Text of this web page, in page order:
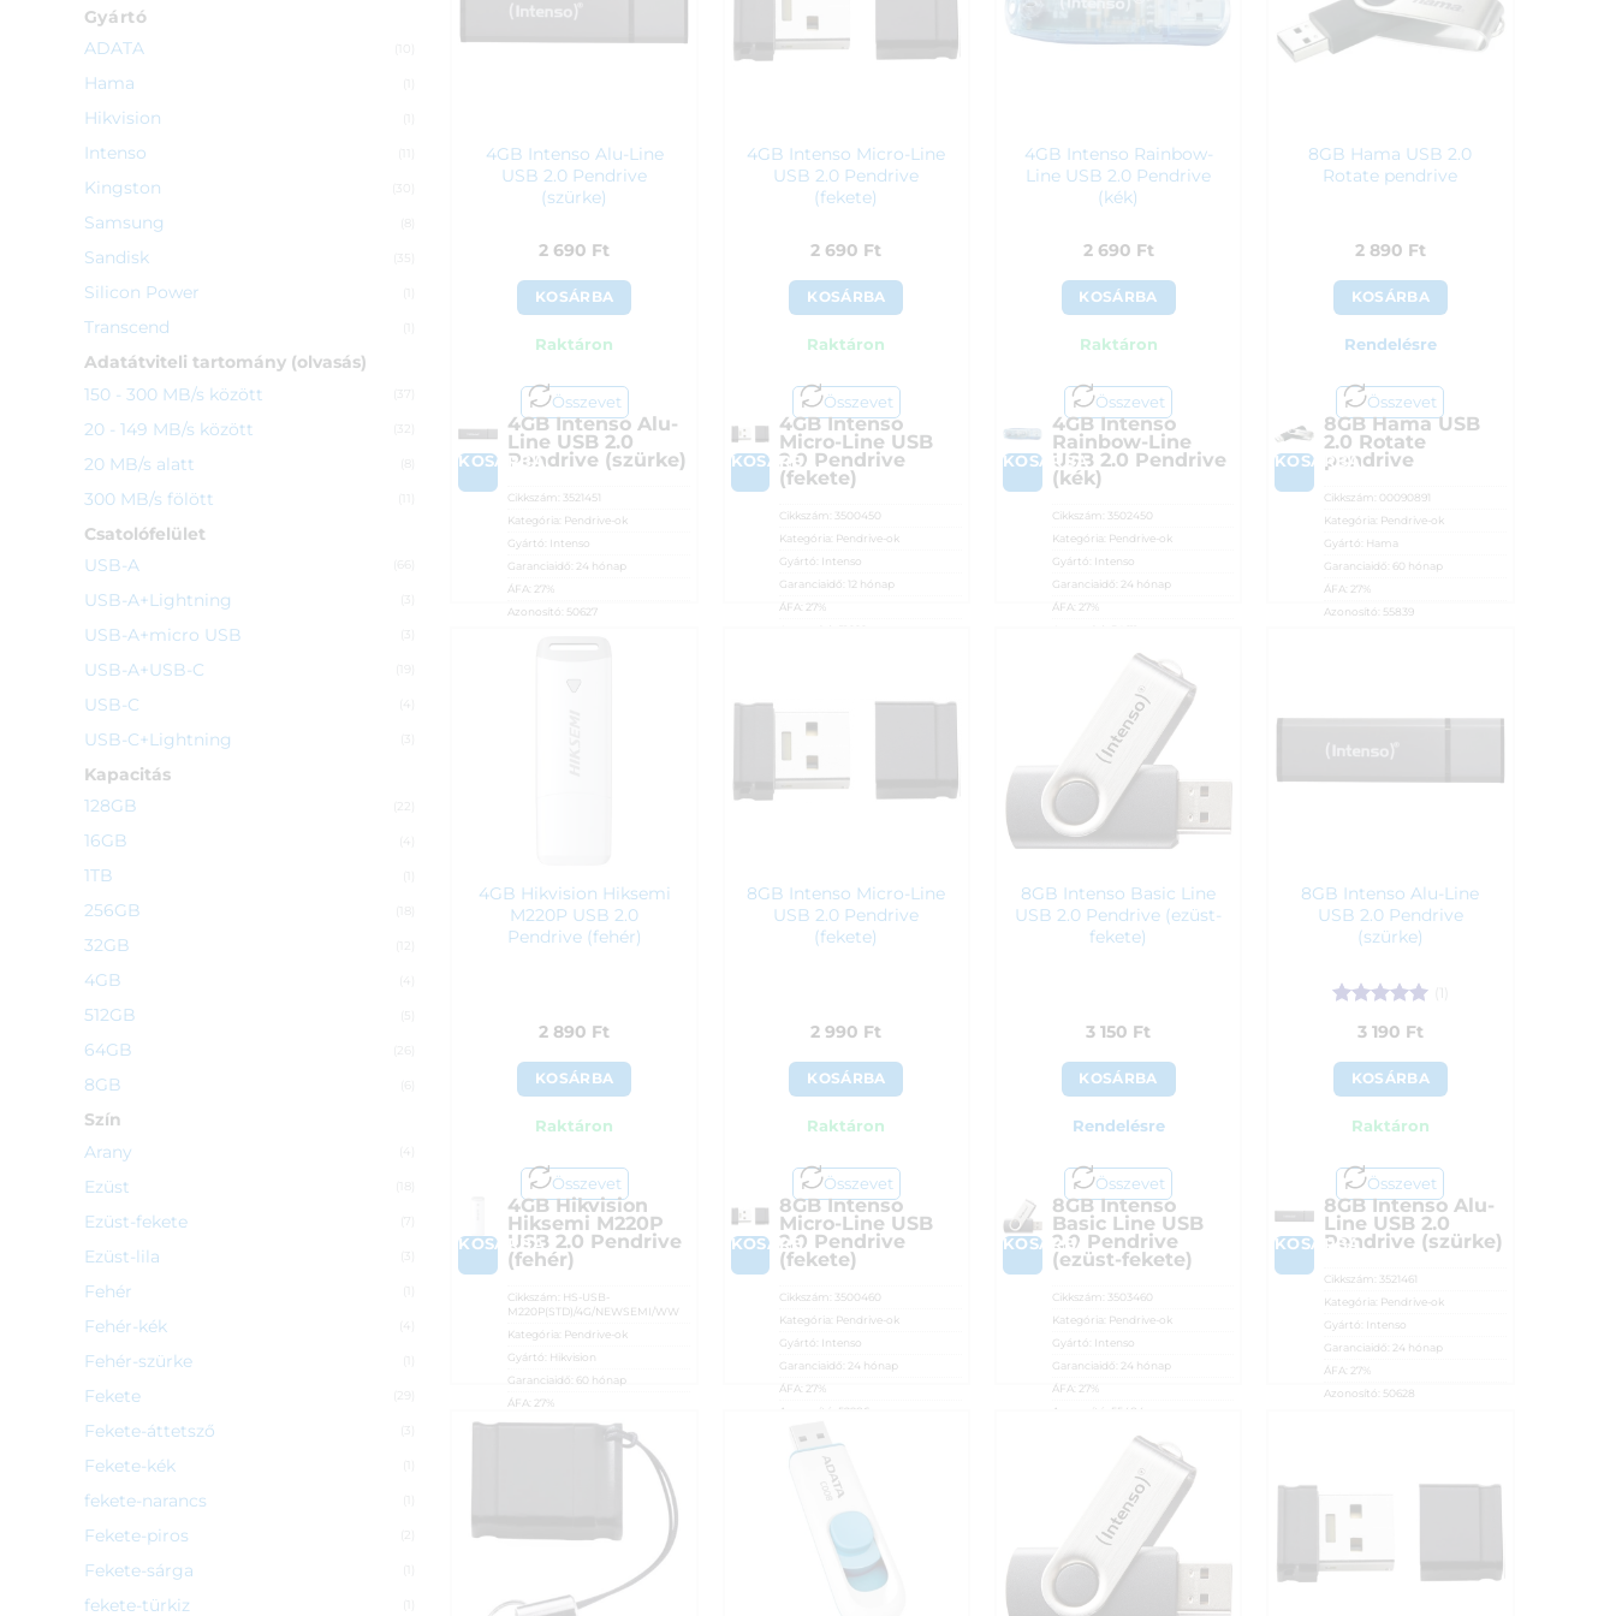
Gyártó
ADATA
Hama
Hikvision
Intenso
Kingston
Samsung (8)
Sandisk
Silicon Power
Transcend
Adatátviteli tartomány (olvasás)
150 - 300 MB/s között
20 - 149 MB/s között
20 MB/s alatt (8)
300 MB/s fölött
Csatolófelület
USB-A
USB-A+Lightning
USB-A+micro USB
USB-A+USB-C
USB-C (4)
USB-C+Lightning
Kapacitás
128GB
16GB (4)
1TB
256GB (18)
32GB
4GB (4)
512GB
64GB
8GB
Szín
Arany
(4)
Ezüst (18)
Ezüst-fekete
Ezüst-lila
Fehér
Fehér-kék (4)
Fehér-szürke
Fekete (29)
Fekete-áttetsző
Fekete-kék
fekete-narancs
Fekete-piros (2)
Fekete-sárga
fekete-türkiz
4GB Intenso Alu-Line
USB 2.0 Pendrive
(szürke)
2 690 Ft
KOSÁRBA
Raktáron
Összevet
KOSÁRBA
4GB Intenso Alu-
Line USB 2.0
Pendrive (szürke)
Cikkszám:
3521451
Kategória: Pendrive-ok
Gyártó: Intenso
Garanciaidő:
24 hónap
ÁFA:
27%
Azonosító: 50627
Ft
4GB Intenso Micro-Line
USB 2.0 Pendrive
(fekete)
2 690 Ft
KOSÁRBA
Raktáron
Összevet
KOSÁRBA
4GB Intenso
Micro-Line USB
2.0 Pendrive
(fekete)
Cikkszám:
3500450
Kategória: Pendrive-ok
Gyártó: Intenso
Garanciaidő: 12 hónap
ÁFA:
27%
4GB Intenso Rainbow-
Line USB 2.0 Pendrive
(kék)
2 690 Ft
KOSÁRBA
Raktáron
Összevet
KOSÁRBA
4GB Intenso
Rainbow-Line
USB 2.0 Pendrive
(kék)
Cikkszám:
3502450
Kategória: Pendrive-ok
Gyártó: Intenso
Garanciaidő:
24 hónap
ÁFA:
27%
8GB Hama USB 2.0
Rotate pendrive
2 890 Ft
KOSÁRBA
Rendelésre
Összevet
KOSÁRBA
8GB Hama USB
2.0 Rotate
pendrive
Cikkszám: 00090891
Kategória: Pendrive-ok
Gyártó: Hama
Garanciaidő: 60 hónap
ÁFA:
27%
Azonosító: 55839
4GB Hikvision Hiksemi
M220P USB 2.0
Pendrive (fehér)
2 890 Ft
KOSÁRBA
Raktáron
Összevet
KOSÁRBA
4GB Hikvision
Hiksemi M220P
USB 2.0 Pendrive
(fehér)
Cikkszám: HS-USB-
M220P(STD)/4G/NEWSEMI/WW
Kategória: Pendrive-ok
Gyártó: Hikvision
Garanciaidő: 60 hónap
ÁFA:
27%
Azonosító:56130
8GB Intenso Micro-Line
USB 2.0 Pendrive
(fekete)
2 990 Ft
KOSÁRBA
Raktáron
Összevet
KOSÁRBA
8GB Intenso
Micro-Line USB
2.0 Pendrive
(fekete)
Cikkszám:
3500460
Kategória: Pendrive-ok
Gyártó: Intenso
Garanciaidő:
24 hónap
ÁFA:
27%
Azonosító: 52986
2 990Ft
8GB Intenso Basic Line
USB 2.0 Pendrive (ezüst-
fekete)
3 150 Ft
KOSÁRBA
Rendelésre
Összevet
KOSÁRBA
8GB Intenso
Basic Line USB
2.0 Pendrive
(ezüst-fekete)
Cikkszám:
3503460
Kategória: Pendrive-ok
Gyártó: Intenso
Garanciaidő:
24 hónap
ÁFA:
27%
Azonosító:
55484
8GB Intenso Alu-Line
USB 2.0 Pendrive
(szürke)
3 190 Ft
KOSÁRBA
Raktáron
Összevet
KOSÁRBA
8GB Intenso Alu-
Line USB 2.0
Pendrive (szürke)
Cikkszám:
3521461
Kategória: Pendrive-ok
Gyártó: Intenso
Garanciaidő:
24 hónap
ÁFA:
27%
Azonosító: 50628